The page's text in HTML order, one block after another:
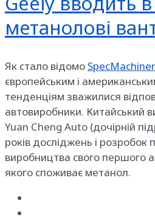
метанолові
Як стало відомо
європейським і
тенденціям зважилися
автовиробники. Китайський
Yuan Cheng Auto (дочірній
років досліджень і розробок
виробництва свого першого
якого споживає метанол.